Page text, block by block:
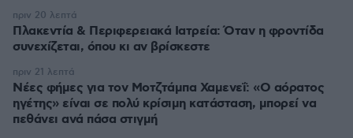
Πλακεντία & Περιφερειακά Ιατρεία: Όταν η φροντίδα
συνεχίζεται, όπου κι αν βρίσκεστε
πριν 20 λεπτά
Νέες φήμες για τον Μοτζτάμπα Χαμενεΐ: «Ο αόρατος
ηγέτης» είναι σε πολύ κρίσιμη κατάσταση, μπορεί να
πεθάνει ανά πάσα στιγμή
πριν 21 λεπτά